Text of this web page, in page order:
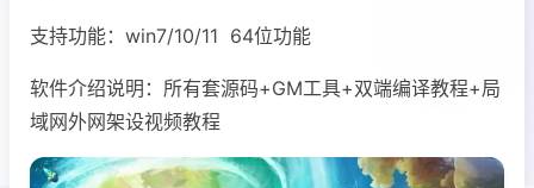
支持功能：win7/10/11 64位功能
软件介绍说明：所有套源码+GM工具+双端编译教程+局
域网外网架设视频教程